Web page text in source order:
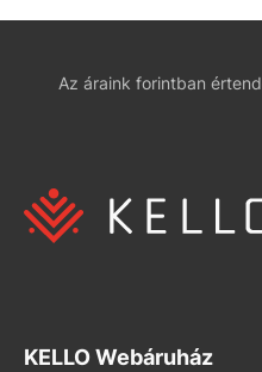
Az áraink forintban
KELLO Webáruház